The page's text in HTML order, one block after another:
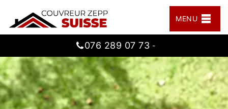
MENU
076 289 07 73 -